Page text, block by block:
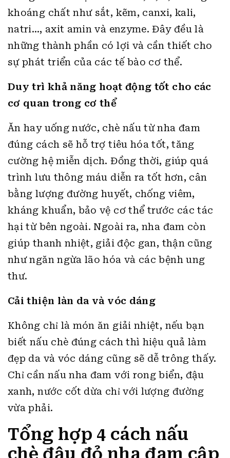
khoáng chất như sắt, kẽm, canxi, kali,
natri…, axit amin và enzyme. Đây đều là
những thành phần có lợi và cần thiết cho
sự phát triển của các tế bào cơ thể.
Duy trì khả năng hoạt động tốt cho các
cơ quan trong cơ thể
Ăn hay uống nước, chè nấu từ nha đam
đúng cách sẽ hỗ trợ tiêu hóa tốt, tăng
cường hệ miễn dịch. Đồng thời, giúp quá
trình lưu thông máu diễn ra tốt hơn, cân
bằng lượng đường huyết, chống viêm,
kháng khuẩn, bảo vệ cơ thể trước các tác
hại từ bên ngoài. Ngoài ra, nha đam còn
giúp thanh nhiệt, giải độc gan, thận cũng
như ngăn ngừa lão hóa và các bệnh ung
thư.
Cải thiện làn da và vóc dáng
Không chỉ là món ăn giải nhiệt, nếu bạn
biết nấu chè đúng cách thì hiệu quả làm
đẹp da và vóc dáng cũng sẽ dễ trông thấy.
Chỉ cần nấu nha đam với rong biển, đậu
xanh, nước cốt dừa chỉ với lượng đường
vừa phải.
Tổng hợp 4 cách nấu
chè đậu đỏ nha đam cập